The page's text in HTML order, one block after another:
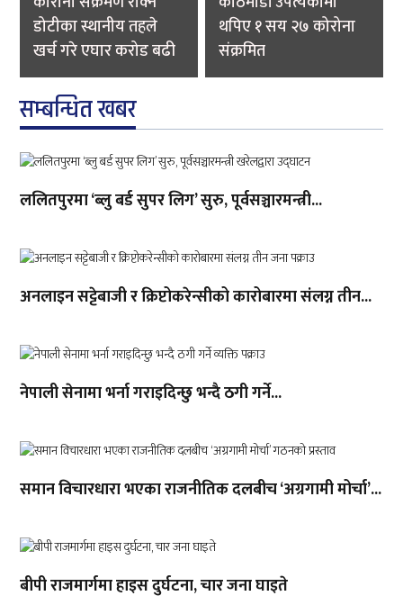
डोटीका स्थानीय तहले
खर्च गरे एघार करोड बढी
थपिए १ सय २७ कोरोना
संक्रमित
सम्बन्धित खबर
ललितपुरमा ‘ब्लु बर्ड सुपर लिग’ सुरु, पूर्वसञ्चारमन्त्री...
अनलाइन सट्टेबाजी र क्रिप्टोकरेन्सीको कारोबारमा संलग्न तीन...
नेपाली सेनामा भर्ना गराइदिन्छु भन्दै ठगी गर्ने...
समान विचारधारा भएका राजनीतिक दलबीच ‘अग्रगामी मोर्चा’...
बीपी राजमार्गमा हाइस दुर्घटना, चार जना घाइते